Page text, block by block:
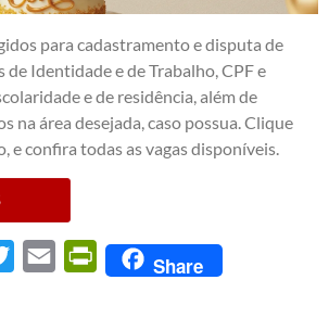
para cadastramento e disputa de
de Identidade e de Trabalho, CPF e
e de residência, além de
na área desejada, caso possua. Clique
e confira todas as vagas disponíveis.
Twitter Email PrintFriendly
Share